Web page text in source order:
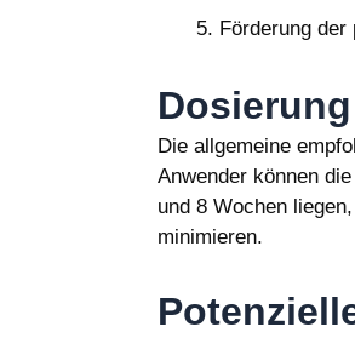
Förderung
Die allgemeine
Anwender können
und 8 Wochen
minimieren.